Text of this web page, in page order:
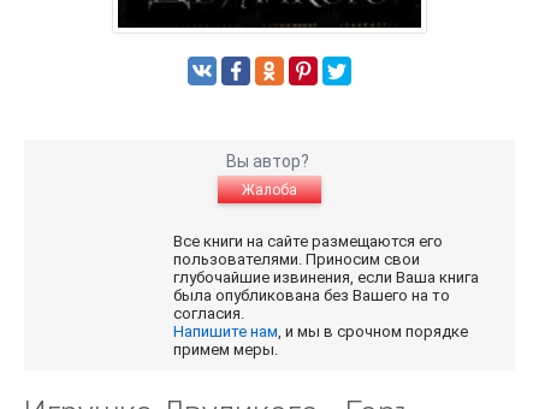
Вы автор?
Жалоба
Все книги на сайте размещаются его
пользователями. Приносим свои
глубочайшие извинения, если Ваша книга
была опубликована без Вашего на то
согласия.
Напишите нам , и мы в срочном порядке
примем меры.